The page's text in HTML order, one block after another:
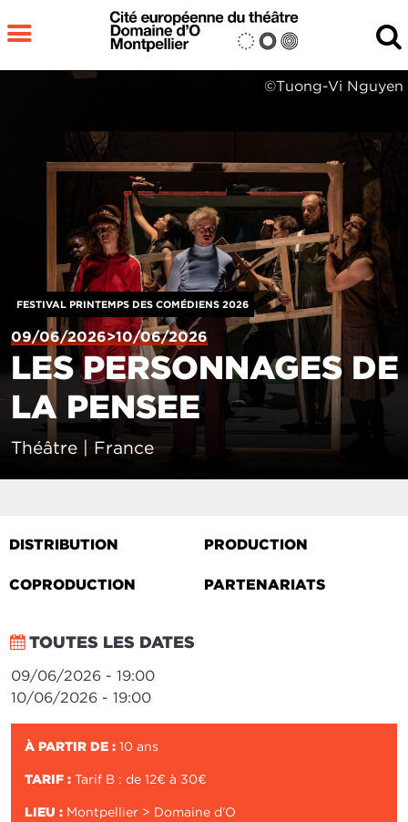
Aller au contenu principal
©Tuong-Vi Nguyen
FESTIVAL PRINTEMPS DES COMÉDIENS 2026
09/06/2026>10/06/2026
LES PERSONNAGES DE
LA PENSEE
Théâtre | France
DISTRIBUTION PRODUCTION
COPRODUCTION PARTENARIATS
TOUTES LES DATES
09/06/2026 - 19:00
10/06/2026 - 19:00
À PARTIR DE : 10 ans
TARIF : Tarif B : de 12€ à 30€
LIEU : Montpellier > Domaine d'O